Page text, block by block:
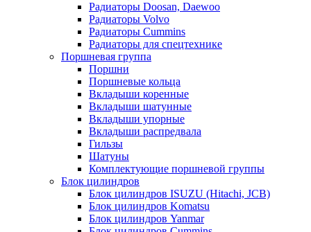
Радиаторы Doosan, Daewoo
Радиаторы Volvo
Радиаторы Cummins
Радиаторы для спецтехнике
Поршневая группа
Поршни
Поршневые кольца
Вкладыши коренные
Вкладыши шатунные
Вкладыши упорные
Вкладыши распредвала
Гильзы
Шатуны
Комплектующие поршневой группы
Блок цилиндров
Блок цилиндров ISUZU (Hitachi, JCB)
Блок цилиндров Komatsu
Блок цилиндров Yanmar